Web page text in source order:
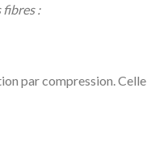
fibres :
par compression.